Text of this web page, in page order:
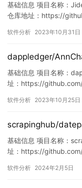
基础信息 项目名称：
仓库地址：https://
55232/
软件分析 2023年10月31日
dappledger/
基础信息 项目名称：
址：https://
8528/
软件分析 2023年10月25日
scrapinghub/
基础信息 项目名称：
址：https://
78368/
软件分析 2024年2月5日